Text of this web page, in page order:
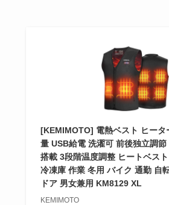
[KEMIMOTO] 電熱ベスト ヒータ
量 USB給電 洗濯可 前後独立調
搭載 3段階温度調整 ヒートベス
冷凍庫 作業 冬用 バイク 通勤 自
ドア 男女兼用 KM8129 XL
KEMIMOTO